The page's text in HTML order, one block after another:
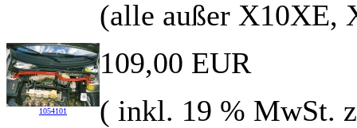
1054101
(alle außer X10XE,
109,00 EUR
( inkl. 19 % MwSt.